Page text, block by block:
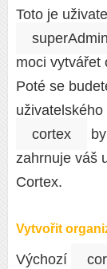
Toto je
superAdmin
moci vytvářet
Poté se
cortex
zahrnuje váš
Cortex.
Vytvořit
Výchozí